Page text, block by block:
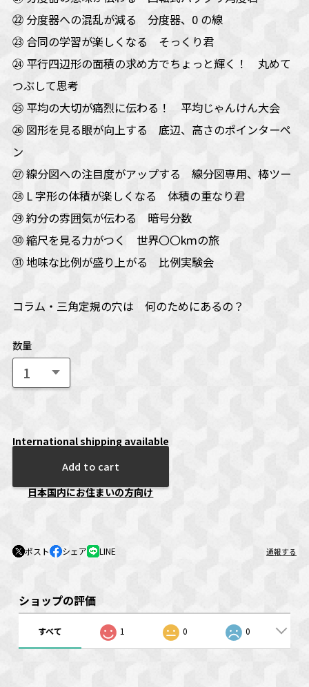
㉒ 分度器への混乱が減る 分度器、0 の線
㉓ 合同の学習が楽しくなる そっくり君
㉔ 平行四辺形の面積の求め方でちょっと輝く！ 丸めて
つぶして思考
㉕ 平均の大切が痛烈に伝わる！ 平均じゃんけん大会
㉖ 図形を見る眼が向上する 底辺、高さのポインターペ
ン
㉗ 線分図への注目度がアップする 線分図専用、棒ツー
㉘ L 字形の体積が楽しくなる 体積の重なり君
㉙ 約分の雰囲気が伝わる 暗号分数
㉚ 縮尺を見る力がつく 世界〇〇kｍの旅
㉛ 地味な比例が盛り上がる 比例実験会
コラム・三角定規の穴は 何のためにあるの？
数量
International shipping available
Add to cart
日本国内にお住まいの方向け
ポスト シェア LINE 通報する
ショップの評価
すべて 1 0 0